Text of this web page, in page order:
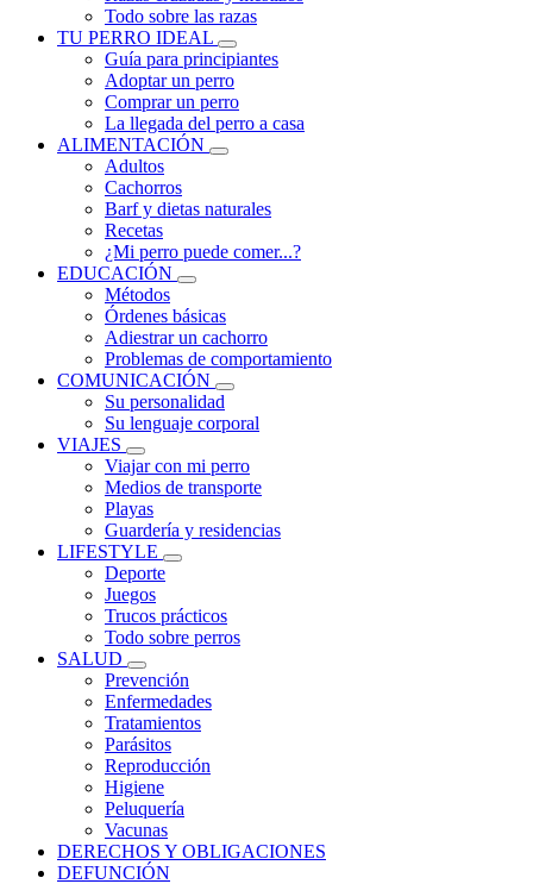
Todo sobre las razas
TU PERRO IDEAL
Guía para principiantes
Adoptar un perro
Comprar un perro
La llegada del perro a casa
ALIMENTACIÓN
Adultos
Cachorros
Barf y dietas naturales
Recetas
¿Mi perro puede comer...?
EDUCACIÓN
Métodos
Órdenes básicas
Adiestrar un cachorro
Problemas de comportamiento
COMUNICACIÓN
Su personalidad
Su lenguaje corporal
VIAJES
Viajar con mi perro
Medios de transporte
Playas
Guardería y residencias
LIFESTYLE
Deporte
Juegos
Trucos prácticos
Todo sobre perros
SALUD
Prevención
Enfermedades
Tratamientos
Parásitos
Reproducción
Higiene
Peluquería
Vacunas
DERECHOS Y OBLIGACIONES
DEFUNCIÓN